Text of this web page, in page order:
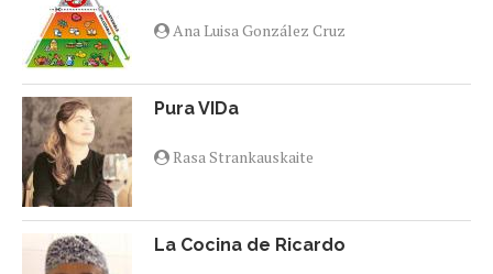
Ana Luisa González Cruz
Pura VIDa
Rasa Strankauskaite
La Cocina de Ricardo